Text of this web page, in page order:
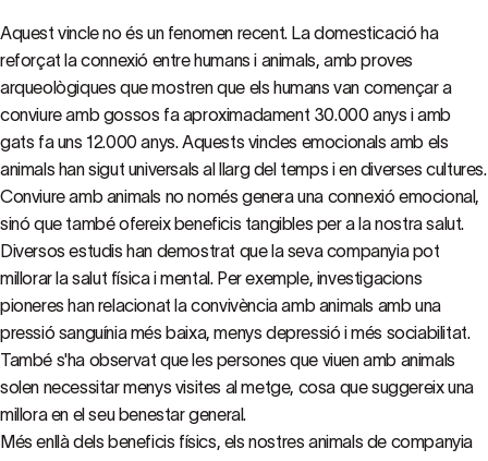
Aquest vincle no és un fenomen recent. La domesticació ha
reforçat la connexió entre humans i animals, amb proves
arqueològiques que mostren que els humans van començar a
conviure amb gossos fa aproximadament 30.000 anys i amb
gats fa uns 12.000 anys. Aquests vincles emocionals amb els
animals han sigut universals al llarg del temps i en diverses cultures.
Conviure amb animals no només genera una connexió emocional,
sinó que també ofereix beneficis tangibles per a la nostra salut.
Diversos estudis han demostrat que la seva companyia pot
millorar la salut física i mental. Per exemple, investigacions
pioneres han relacionat la convivència amb animals amb una
pressió sanguínia més baixa, menys depressió i més sociabilitat.
També s'ha observat que les persones que viuen amb animals
solen necessitar menys visites al metge, cosa que suggereix una
millora en el seu benestar general.
Més enllà dels beneficis físics, els nostres animals de companyia